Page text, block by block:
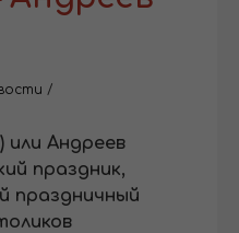
/
или Андреев
праздник,
праздничный